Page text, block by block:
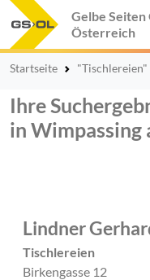
Gelbe Seiten
Österreich
Startseite "Tischlereien"
Ihre
in Wimpassing
Lindner
Tischlereien
Birkengasse 12